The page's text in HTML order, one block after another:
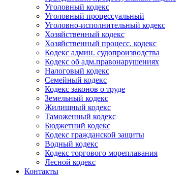
Уголовный кодекс
Уголовный процессуальный
Уголовно-исполнительный кодекс
Хозяйственный кодекс
Хозяйственный процесс. кодекс
Кодекс админ. судопроизводства
Кодекс об адм.правонарушениях
Налоговый кодекс
Семейный кодекс
Кодекс законов о труде
Земельный кодекс
Жилищный кодекс
Таможенный кодекс
Бюджетний кодекс
Кодекс гражданской защиты
Водный кодекс
Кодекс торгового мореплавания
Лесной кодекс
Контакты